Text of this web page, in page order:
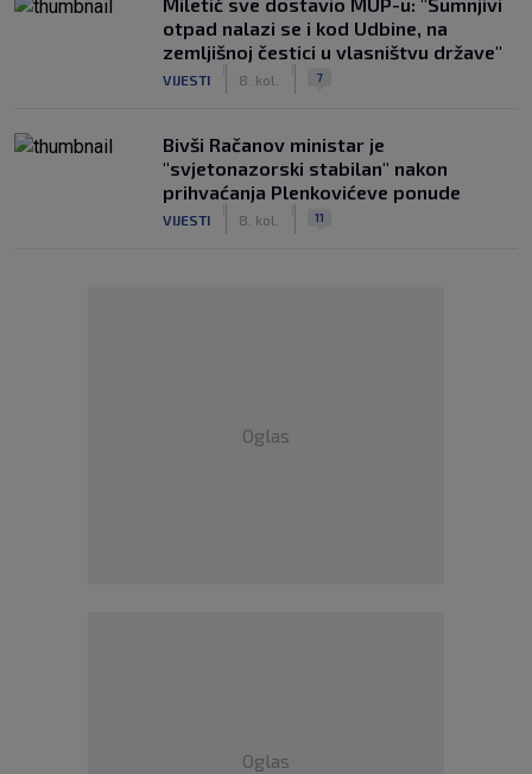
otpad nalazi se i kod Udbine, na
zemljišnoj čestici u vlasništvu države"
VIJESTI 8. kol. 7
Bivši Račanov ministar je
"svjetonazorski stabilan" nakon
prihvaćanja Plenkovićeve ponude
VIJESTI 8. kol. 11
Oglas
Oglas